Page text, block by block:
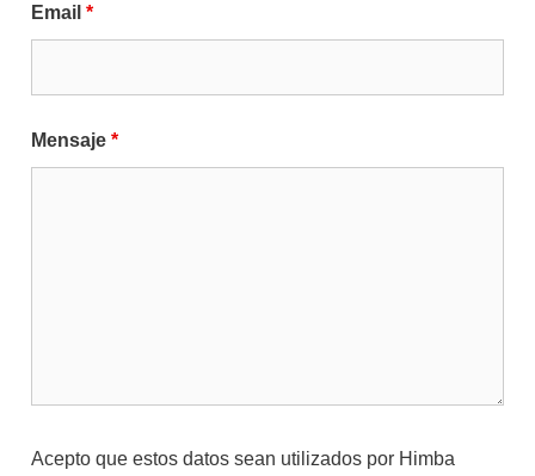
Email *
Mensaje *
Acepto que estos datos sean utilizados por Himba